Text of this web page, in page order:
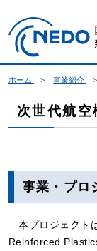
ホーム 事業紹介
次世代航空
事業・プロ
本プロジェクト
Reinforced